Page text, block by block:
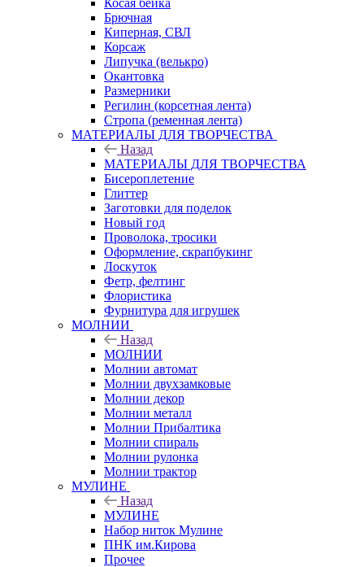
Косая бейка
Брючная
Киперная, СВЛ
Корсаж
Липучка (велькро)
Окантовка
Размерники
Регилин (корсетная лента)
Стропа (ременная лента)
МАТЕРИАЛЫ ДЛЯ ТВОРЧЕСТВА
Назад
МАТЕРИАЛЫ ДЛЯ ТВОРЧЕСТВА
Бисероплетение
Глиттер
Заготовки для поделок
Новый год
Проволока, тросики
Оформление, скрапбукинг
Лоскуток
Фетр, фелтинг
Флористика
Фурнитура для игрушек
МОЛНИИ
Назад
МОЛНИИ
Молнии автомат
Молнии двухзамковые
Молнии декор
Молнии металл
Молнии Прибалтика
Молнии спираль
Молнии рулонка
Молнии трактор
МУЛИНЕ
Назад
МУЛИНЕ
Набор ниток Мулине
ПНК им.Кирова
Прочее